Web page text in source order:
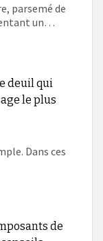
parsemé de
un…
deuil qui
le plus
Dans ces
de